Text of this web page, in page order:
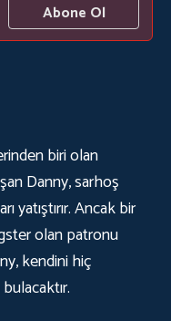
Abone Ol
biri olan
Danny, sarhoş
yatıştırır. Ancak bir
olan patronu
kendini hiç